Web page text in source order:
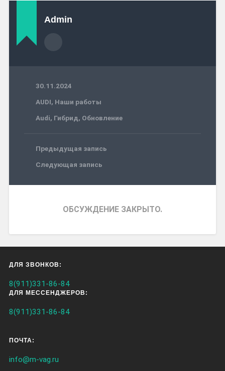
Admin
30.11.2024
AUDI, Наши работы
Audi, Гибрид, Обновление
Предыдущая запись
Следующая запись
ОБСУЖДЕНИЕ ЗАКРЫТО.
ДЛЯ ЗВОНКОВ:
8(911)331-86-84
ДЛЯ МЕССЕНДЖЕРОВ:
8(911)331-86-84
ПОЧТА:
info@m-vag.ru